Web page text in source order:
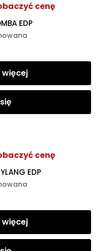
cenę
EDP
więcej
cenę
EDP
więcej